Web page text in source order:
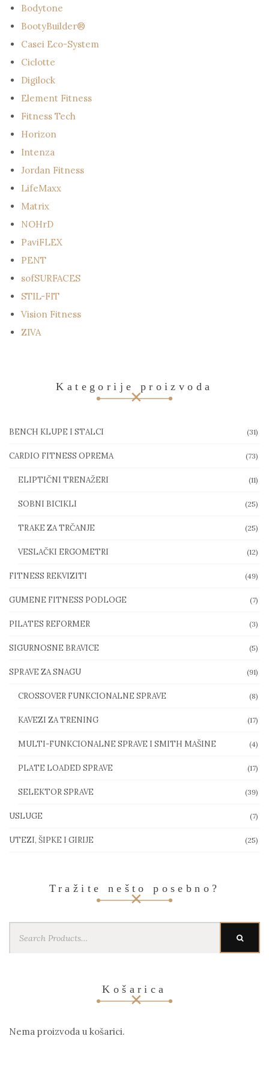
Bodytone
BootyBuilder®
Casei Eco-System
Ciclotte
Digilock
Element Fitness
Fitness Tech
Horizon
Intenza
Jordan Fitness
LifeMaxx
Matrix
NOHrD
PaviFLEX
PENT
sofSURFACES
STIL-FIT
Vision Fitness
ZIVA
Kategorije proizvoda
BENCH KLUPE I STALCI (31)
CARDIO FITNESS OPREMA (73)
ELIPTIČNI TRENAŽERI (11)
SOBNI BICIKLI (25)
TRAKE ZA TRČANJE (25)
VESLAČKI ERGOMETRI (12)
FITNESS REKVIZITI (49)
GUMENE FITNESS PODLOGE (7)
PILATES REFORMER (3)
SIGURNOSNE BRAVICE (5)
SPRAVE ZA SNAGU (91)
CROSSOVER FUNKCIONALNE SPRAVE (8)
KAVEZI ZA TRENING (17)
MULTI-FUNKCIONALNE SPRAVE I SMITH MAŠINE (4)
PLATE LOADED SPRAVE (17)
SELEKTOR SPRAVE (39)
USLUGE (7)
UTEZI, ŠIPKE I GIRIJE (25)
Tražite nešto posebno?
Košarica
Nema proizvoda u košarici.